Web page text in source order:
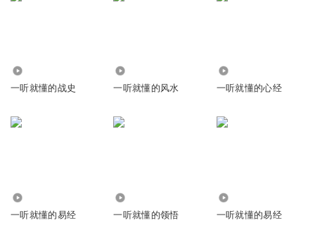
一听就懂的战史 一听就懂的风水 一听就懂的心经
一听就懂的易经 一听就懂的领悟 一听就懂的易经